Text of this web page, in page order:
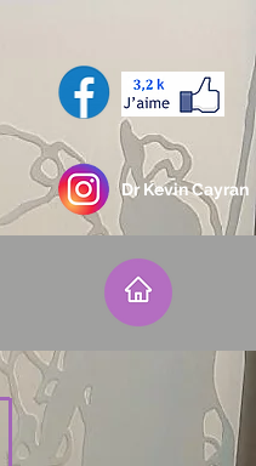
Dr Kevin Cayran